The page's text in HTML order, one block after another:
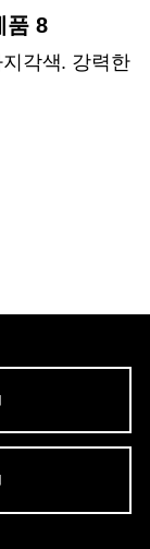
품 8
각색. 강력한